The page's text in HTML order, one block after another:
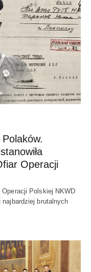
Operacji
Polskiej NKWD
brutalnych